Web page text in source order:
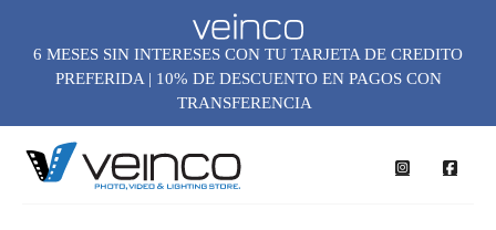
6 MESES SIN INTERESES CON TU TARJETA DE CREDITO
PREFERIDA | 10% DE DESCUENTO EN PAGOS CON
TRANSFERENCIA